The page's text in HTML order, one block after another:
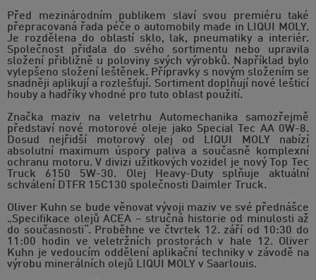
Před mezinárodním publikem slaví svou premiéru také
přepracovaná řada péče o automobily made in LIQUI MOLY.
Je rozdělena do oblastí sklo, lak, pneumatiky a interiér.
Společnost přidala do svého sortimentu nebo upravila
složení přibližně u poloviny svých výrobků. Například bylo
vylepšeno složení leštěnek. Přípravky s novým složením se
snadněji aplikují a rozlešťují. Sortiment doplňují nové lešticí
houby a hadříky vhodné pro tuto oblast použití.
Značka maziv na veletrhu Automechanika samozřejmě
představí nové motorové oleje jako Special Tec AA 0W-8.
Dosud nejřidší motorový olej od LIQUI MOLY nabízí
absolutní maximum úspory paliva a současně komplexní
ochranu motoru. V divizi užitkových vozidel je nový Top Tec
Truck 6150 5W-30. Olej Heavy-Duty splňuje aktuální
schválení DTFR 15C130 společnosti Daimler Truck.
Oliver Kuhn se bude věnovat vývoji maziv ve své přednášce
„Specifikace olejů ACEA – stručná historie od minulosti až
do současnosti“. Proběhne ve čtvrtek 12. září od 10:30 do
11:00 hodin ve veletržních prostorách v hale 12. Oliver
Kuhn je vedoucím oddělení aplikační techniky v závodě na
výrobu minerálních olejů LIQUI MOLY v Saarlouis.